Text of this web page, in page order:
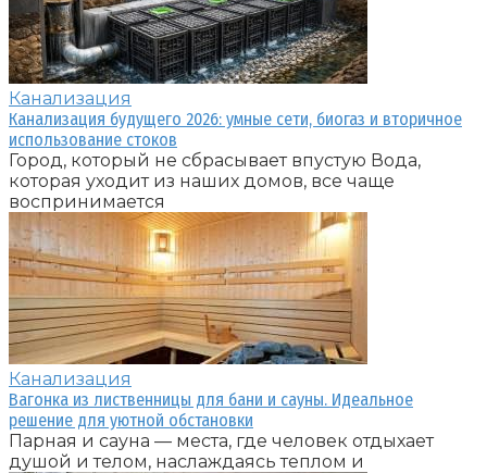
Канализация
Канализация будущего 2026: умные сети, биогаз и вторичное
использование стоков
Город, который не сбрасывает впустую Вода,
которая уходит из наших домов, все чаще
воспринимается
Канализация
Вагонка из лиственницы для бани и сауны. Идеальное
решение для уютной обстановки
Парная и сауна — места, где человек отдыхает
душой и телом, наслаждаясь теплом и